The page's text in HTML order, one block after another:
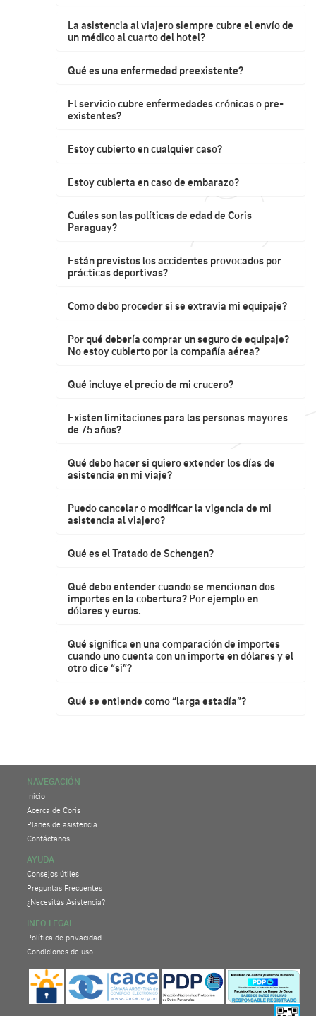
La asistencia al viajero siempre cubre el envío de
un médico al cuarto del hotel?
Qué es una enfermedad preexistente?
El servicio cubre enfermedades crónicas o pre-
existentes?
Estoy cubierto en cualquier caso?
Estoy cubierta en caso de embarazo?
Cuáles son las políticas de edad de Coris
Paraguay?
Están previstos los accidentes provocados por
prácticas deportivas?
Como debo proceder si se extravia mi equipaje?
Por qué debería comprar un seguro de equipaje?
No estoy cubierto por la compañía aérea?
Qué incluye el precio de mi crucero?
Existen limitaciones para las personas mayores
de 75 años?
Qué debo hacer si quiero extender los días de
asistencia en mi viaje?
Puedo cancelar o modificar la vigencia de mi
asistencia al viajero?
Qué es el Tratado de Schengen?
Qué debo entender cuando se mencionan dos
importes en la cobertura? Por ejemplo en
dólares y euros.
Qué significa en una comparación de importes
cuando uno cuenta con un importe en dólares y el
otro dice “si”?
Qué se entiende como “larga estadía”?
NAVEGACIÓN
Inicio
Acerca de Coris
Planes de asistencia
Contáctanos
AYUDA
Consejos útiles
Preguntas Frecuentes
¿Necesitás Asistencia?
INFO LEGAL
Política de privacidad
Condiciones de uso